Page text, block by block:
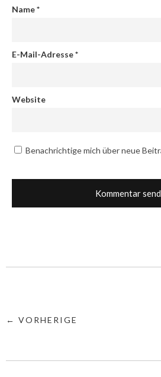
Name*
E-Mail-Adresse*
Website
Benachrichtige mich über neue
← VORHERIGE